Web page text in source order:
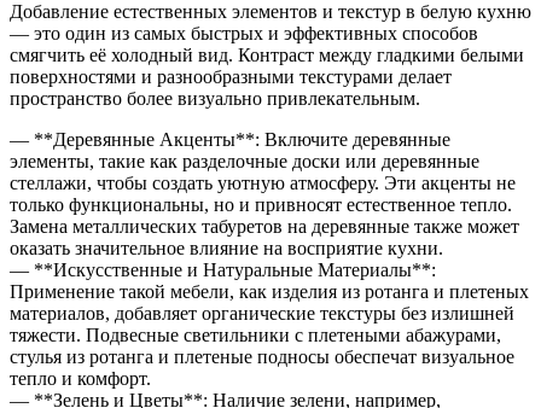
Добавление естественных элементов и текстур в белую кухню
— это один из самых быстрых и эффективных способов
смягчить её холодный вид. Контраст между гладкими белыми
поверхностями и разнообразными текстурами делает
пространство более визуально привлекательным.
— **Деревянные Акценты**: Включите деревянные
элементы, такие как разделочные доски или деревянные
стеллажи, чтобы создать уютную атмосферу. Эти акценты не
только функциональны, но и привносят естественное тепло.
Замена металлических табуретов на деревянные также может
оказать значительное влияние на восприятие кухни.
— **Искусственные и Натуральные Материалы**:
Применение такой мебели, как изделия из ротанга и плетеных
материалов, добавляет органические текстуры без излишней
тяжести. Подвесные светильники с плетеными абажурами,
стулья из ротанга и плетеные подносы обеспечат визуальное
тепло и комфорт.
— **Зелень и Цветы**: Наличие зелени, например,